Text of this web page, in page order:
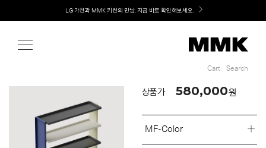
LG 가전과 MMK 키친의 만남. 지금 바로 확인해보세요.
Cart Search
상품가 580,000원
MF-Color